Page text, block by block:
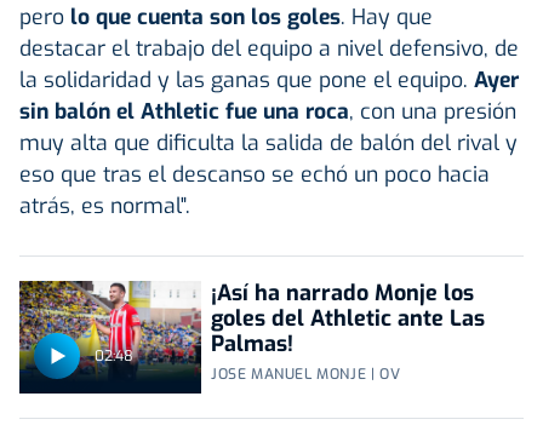
pero lo que cuenta son los goles. Hay que
destacar el trabajo del equipo a nivel defensivo, de
la solidaridad y las ganas que pone el equipo. Ayer
sin balón el Athletic fue una roca, con una presión
muy alta que dificulta la salida de balón del rival y
eso que tras el descanso se echó un poco hacia
atrás, es normal".
02:48
¡Así ha narrado Monje los
goles del Athletic ante Las
Palmas!
JOSE MANUEL MONJE | OV